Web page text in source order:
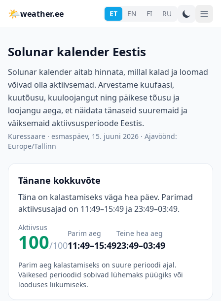
🌤weather.ee ET EN FI RU
Solunar kalender Eestis
Solunar kalender aitab hinnata, millal kalad ja loomad
võivad olla aktiivsemad. Arvestame kuufaasi,
kuutõusu, kuuloojangut ning päikese tõusu ja
loojangu aega, et näidata tänaseid suuremaid ja
väiksemaid aktiivsusperioode Eestis.
Kuressaare · esmaspäev, 15. juuni 2026 · Ajavöönd:
Europe/Tallinn
Tänane kokkuvõte
Täna on kalastamiseks väga hea päev. Parimad
aktiivsusajad on 11:49–15:49 ja 23:49–03:49.
Aktiivsus
100/100
Parim aeg
11:49–15:49
Teine hea aeg
23:49–03:49
Parim aeg kalastamiseks on suure perioodi ajal.
Väikesed perioodid sobivad lühemaks püügiks või
looduses liikumiseks.